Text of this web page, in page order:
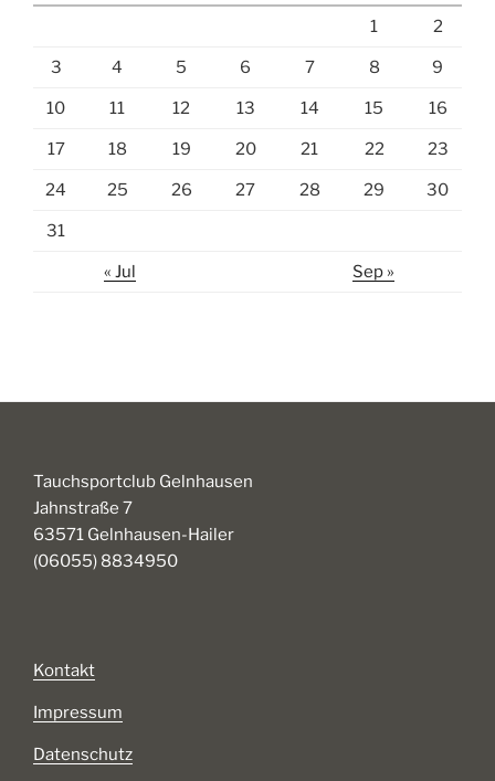
1 2
3 4 5 6 7 8 9
10 11 12 13 14 15 16
17 18 19 20 21 22 23
24 25 26 27 28 29 30
31
« Jul Sep »
Tauchsportclub Gelnhausen
Jahnstraße 7
63571 Gelnhausen-Hailer
(06055) 8834950
Kontakt
Impressum
Datenschutz